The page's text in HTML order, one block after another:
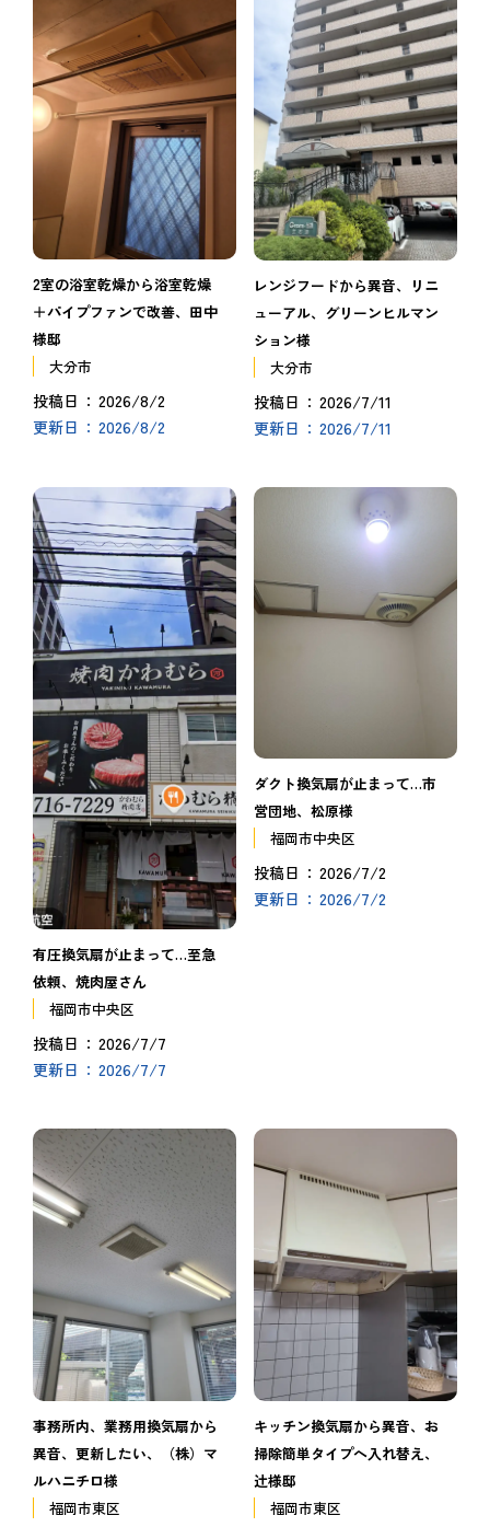
2室の浴室乾燥から浴室乾燥
＋パイプファンで改善、田中
様邸
大分市
投稿日 2026/8/2
更新日 2026/8/2
レンジフードから異音、リニ
ューアル、グリーンヒルマン
ション様
大分市
投稿日 2026/7/11
更新日 2026/7/11
有圧換気扇が止まって…至急
依頼、焼肉屋さん
福岡市中央区
投稿日 2026/7/7
更新日 2026/7/7
ダクト換気扇が止まって…市
営団地、松原様
福岡市中央区
投稿日 2026/7/2
更新日 2026/7/2
事務所内、業務用換気扇から
異音、更新したい、（株）マ
ルハニチロ様
福岡市東区
キッチン換気扇から異音、お
掃除簡単タイプへ入れ替え、
辻様邸
福岡市東区